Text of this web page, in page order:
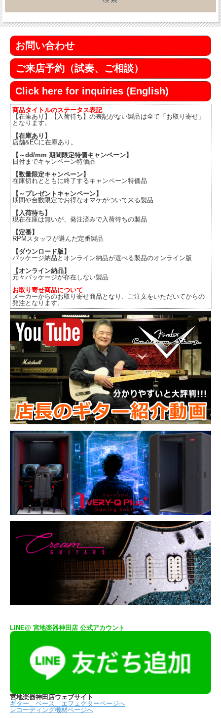
お問い合わせ
ご来店予約（試奏、ご相談）
Click here for inquiries (English)
商品タイトルのステータス表記
【在庫あり】【入荷待ち】の表記がない製品は全て「お取り寄せ」
となります。
【在庫あり】
店舗&ECに在庫あり。
【～dd/mm 期間限定特価キャンペーン】
日付までキャンペーン特価品
【数量限定キャンペーン】
在庫切れとともに終了するキャンペーン特価品
【～プレゼントキャンペーン】
期間や台数限定でお得なオマケがついて来る製品
【入荷待ち】
現在在庫は無いが、発注済みで入荷待ちの製品
【定番】
RPMスタッフが選んだ定番製品
【ダウンロード版】
パッケージ納品とオンライン納品が選べる製品のオンライン版
【オンライン納品】
元々パッケージが存在しない製品
お取り寄せ商品について
メーカーからのお取り寄せ商品となり、ご注文をいただいてからの
発注となります。
LINE@ 宮地楽器神田店 公式アカウント
宮地楽器神田店ウェブサイト
ギター、ベース、エフェクターページへ
レコーディング機材ページへ